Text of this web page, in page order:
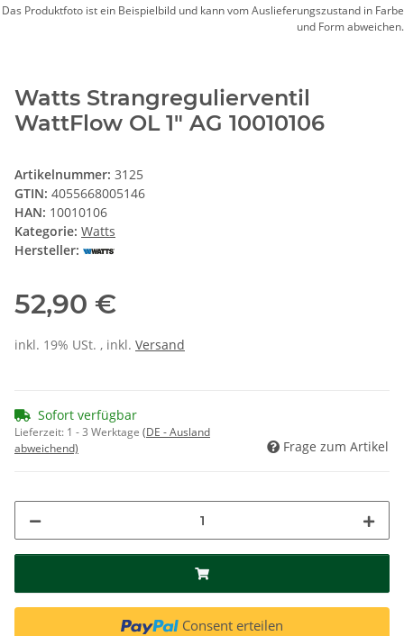
Das Produktfoto ist ein Beispielbild und kann vom Auslieferungszustand in Farbe
und Form abweichen.
Watts Strangregulierventil
WattFlow OL 1" AG 10010106
Artikelnummer: 3125
GTIN: 4055668005146
HAN: 10010106
Kategorie: Watts
Hersteller:
52,90 €
inkl. 19% USt. , inkl. Versand
Sofort verfügbar
Lieferzeit: 1 - 3 Werktage (DE - Ausland
abweichend)
Frage zum Artikel
Consent erteilen